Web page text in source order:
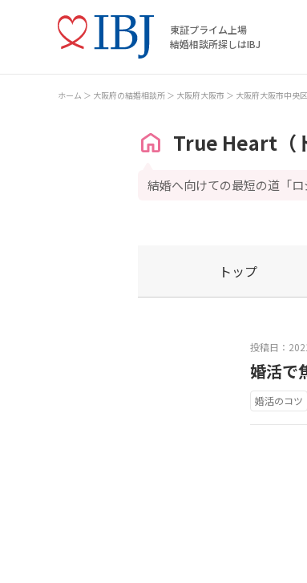
東証プライム上場
結婚相談所探しはIBJ
ホーム 大阪府の結婚相談所 大阪府大阪市 大阪府大阪市中央区
True Heart（
結婚へ向けての最短の道「
トップ
投稿日：
婚活で
婚活のコツ